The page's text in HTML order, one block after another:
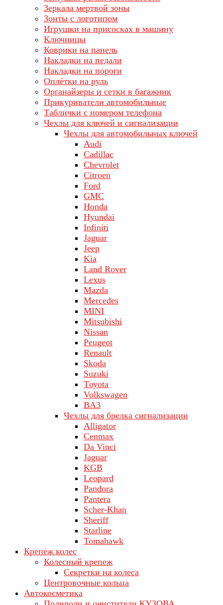
Зеркала мертвой зоны
Зонты с логотипом
Игрушки на присосках в машину
Ключницы
Коврики на панель
Накладки на педали
Накладки на пороги
Оплётки на руль
Органайзеры и сетки в багажник
Прикуриватели автомобильные
Таблички с номером телефона
Чехлы для ключей и сигнализации
Чехлы для автомобильных ключей
Audi
Cadillac
Chevrolet
Citroen
Ford
GMC
Honda
Hyundai
Infiniti
Jaguar
Jeep
Kia
Land Rover
Lехus
Mazda
Merсеdеs
MINI
Mitsubishi
Nissan
Peugeot
Renault
Skoda
Suzuki
Tоуоta
Volkswagen
ВA3
Чехлы для брелка сигнализации
Alligator
Cenmax
Da Vinci
Jaguar
KGB
Leopard
Pandora
Pantera
Scher-Khan
Sheriff
Starline
Tomahawk
Крепеж колес
Колесный крепеж
Секретки на колеса
Центровочные кольца
Автокосметика